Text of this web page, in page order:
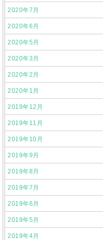
2020年7月
2020年6月
2020年5月
2020年3月
2020年2月
2020年1月
2019年12月
2019年11月
2019年10月
2019年9月
2019年8月
2019年7月
2019年6月
2019年5月
2019年4月